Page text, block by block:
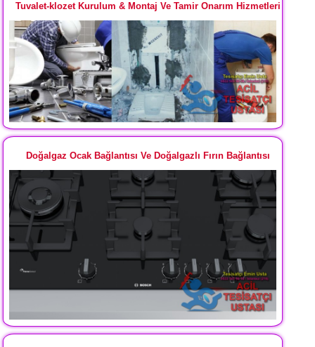
Tuvalet-klozet Kurulum & Montaj Ve Tamir Onarım Hizmetleri
Doğalgaz Ocak Bağlantısı Ve Doğalgazlı Fırın Bağlantısı